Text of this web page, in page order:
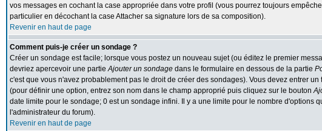
vos messages en cochant la case appropriée dans votre profil (vous pourrez toujours
particulier en décochant la case Attacher sa signature lors de sa composition).
Revenir en haut de page
Comment puis-je créer un sondage ?
Créer un sondage est facile; lorsque vous postez un nouveau sujet (ou éditez le premier
devriez apercevoir une partieAjouter un sondage dans le formulaire en dessous de la partie
c'est que vous n'avez probablement pas le droit de créer des sondages). Vous devez entrer
(pour définir une option, entrez son nom dans le champ approprié puis cliquez sur le bouton
date limite pour le sondage; 0 est un sondage infini. Il y a une limite pour le nombre d'options
l'administrateur du forum).
Revenir en haut de page